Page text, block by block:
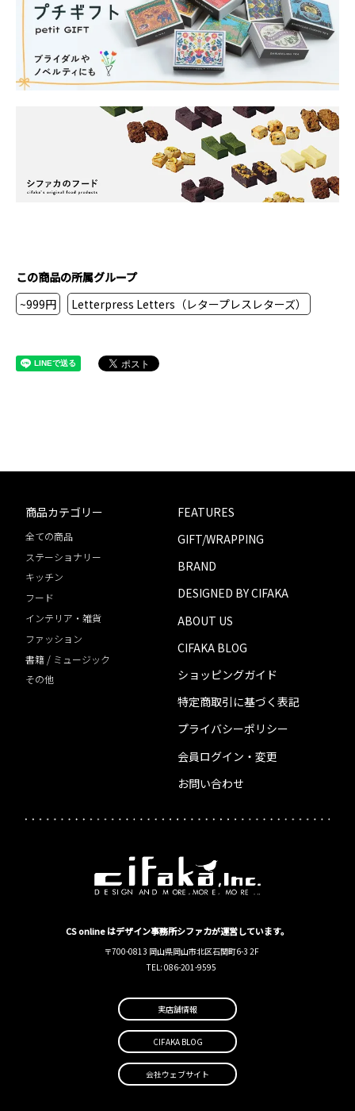
この商品の所属グループ
~999円
Letterpress Letters（レタープレスレターズ）
商品カテゴリー
全ての商品
ステーショナリー
キッチン
フード
インテリア・雑貨
ファッション
書籍 / ミュージック
その他
FEATURES
GIFT/WRAPPING
BRAND
DESIGNED BY CIFAKA
ABOUT US
CIFAKA BLOG
ショッピングガイド
特定商取引に基づく表記
プライバシーポリシー
会員ログイン・変更
お問い合わせ
CS online はデザイン事務所シファカが運営しています。
〒700-0813 岡山県岡山市北区石関町6-3 2F
TEL: 086-201-9595
実店舗情報
CIFAKA BLOG
会社ウェブサイト